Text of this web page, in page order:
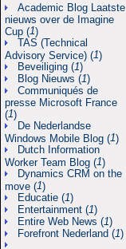
Academic Blog Laatste
nieuws over de Imagine
Cup (1)
TAS (Technical
Advisory Service) (1)
Beveiliging (1)
Blog Nieuws (1)
Communiqués de
presse Microsoft France
(1)
De Nederlandse
Windows Mobile Blog (1)
Dutch Information
Worker Team Blog (1)
Dynamics CRM on the
move (1)
Educatie (1)
Entertainment (1)
Entire Web News (1)
Forefront Nederland (1)